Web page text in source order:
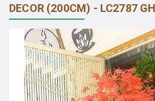
DECOR (200CM) - LC2787